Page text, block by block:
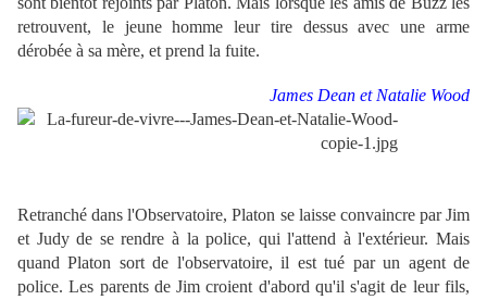
retrouvent, le jeune homme leur tire dessus avec une arme
dérobée à sa mère, et prend la fuite.
James Dean et Natalie Wood
Retranché dans l'Observatoire, Platon se laisse convaincre par Jim
et Judy de se rendre à la police, qui l'attend à l'extérieur. Mais
quand Platon sort de l'observatoire, il est tué par un agent de
police. Les parents de Jim croient d'abord qu'il s'agit de leur fils,